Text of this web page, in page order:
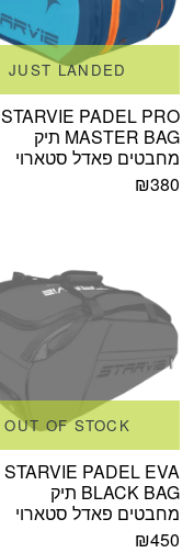
JUST LANDED
STARVIE PADEL PRO
MASTER BAG תיק
מחבטים פאדל סטארוי
₪380
OUT OF STOCK
STARVIE PADEL EVA
BLACK BAG תיק
מחבטים פאדל סטארוי
₪450